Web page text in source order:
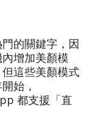
的關鍵字，因
增加美顏模
這些美顏模式
始，
都支援「直